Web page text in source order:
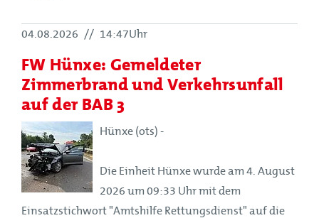
04.08.2026 // 14:47Uhr
FW Hünxe: Gemeldeter
Zimmerbrand und Verkehrsunfall
auf der BAB 3
Hünxe (ots) -
Die Einheit Hünxe wurde am 4. August
2026 um 09:33 Uhr mit dem
Einsatzstichwort "Amtshilfe Rettungsdienst" auf die